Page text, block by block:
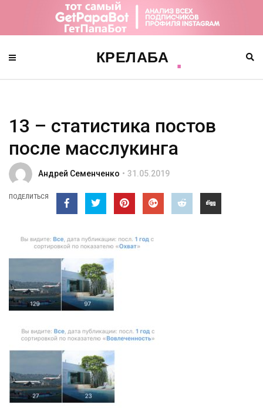
13 – статистика постов
после масслукинга
Андрей Семенченко 31.05.2019
ПОДЕЛИТЬСЯ